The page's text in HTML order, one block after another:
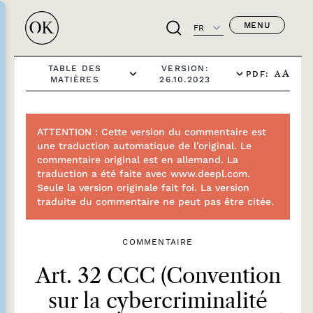
FR MENU
TABLE DES
MATIÈRES
VERSION:
26.10.2023
PDF: A A
ATTENTION : Cette version du commentaire est
une traduction automatique de l’original. Le
commentaire original est en allemand. La
traduction a été faite avec www.deepl.com.
Seule la version originale fait foi. La version
traduite du commentaire ne peut pas être citée.
COMMENTAIRE
Art. 32 CCC (Convention
sur la cybercriminalité